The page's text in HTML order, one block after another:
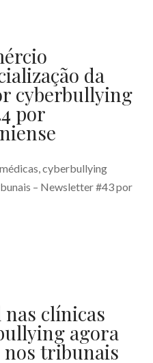
da
cyberbullying
por
cyberbullying
– Newsletter #43 por
clínicas
agora
nos tribunais